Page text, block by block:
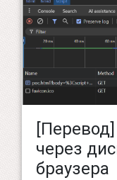
через
браузера